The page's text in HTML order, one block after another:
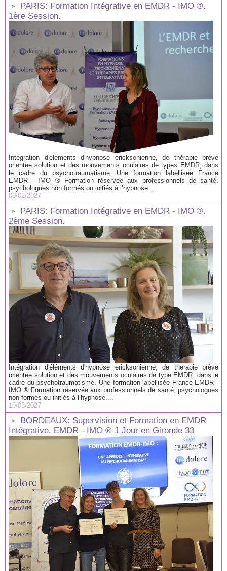
PARIS: Formation Intégrative en EMDR - IMO ®.
1ère Session.
Intégration d'éléments d'hypnose ericksonienne, de thérapie brève
orientée solution et des mouvements oculaires de types EMDR, dans
le cadre du psychotraumatisme. Une formation labellisée France
EMDR - IMO ® Formation réservée aux professionnels de santé,
psychologues non formés ou initiés à l’hypnose....
03/02/2027
PARIS: Formation Intégrative en EMDR - IMO ®.
2ème Session.
Intégration d'éléments d'hypnose ericksonienne, de thérapie brève
orientée solution et des mouvements oculaires de type EMDR, dans le
cadre du psychotraumatisme. Une formation labellisée France EMDR -
IMO ® Formation réservée aux professionnels de santé, psychologues
non formés ou initiés à l’hypnose....
10/03/2027
BORDEAUX: Supervision et Formation en EMDR
Intégrative, EMDR - IMO ® 1 Jour en Gironde 33